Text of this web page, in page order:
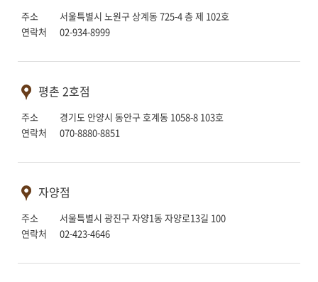
주소 서울특별시 노원구 상계동 725-4 층 제 102호
연락처 02-934-8999
평촌 2호점
주소 경기도 안양시 동안구 호계동 1058-8 103호
연락처 070-8880-8851
자양점
주소 서울특별시 광진구 자양1동 자양로13길 100
연락처 02-423-4646